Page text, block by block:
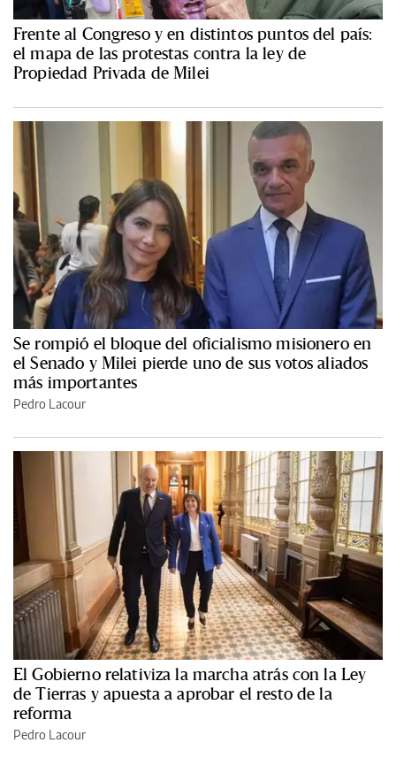
Frente al Congreso y en distintos puntos del país:
el mapa de las protestas contra la ley de
Propiedad Privada de Milei
Se rompió el bloque del oficialismo misionero en
el Senado y Milei pierde uno de sus votos aliados
más importantes
Pedro Lacour
El Gobierno relativiza la marcha atrás con la Ley
de Tierras y apuesta a aprobar el resto de la
reforma
Pedro Lacour